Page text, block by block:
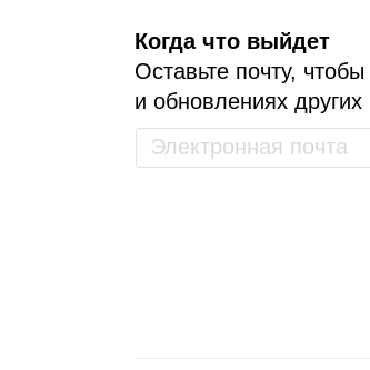
Когда что выйдет
Оставьте почту,
и обновлениях